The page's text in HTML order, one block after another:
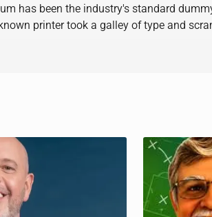
has been the industry's standard
printer took a galley of type and